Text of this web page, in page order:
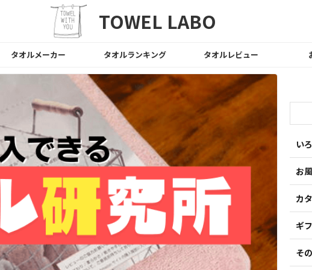
TOWEL LABO
タオルメーカー タオルランキング タオルレビュー
い
お
カ
ギ
そ